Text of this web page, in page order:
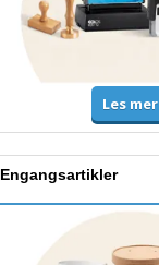
Les mer
Engangsartikler